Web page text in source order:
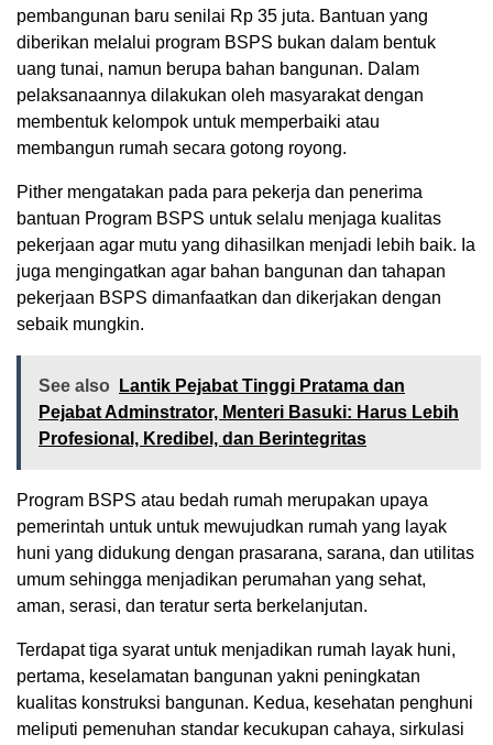
pembangunan baru senilai Rp 35 juta. Bantuan yang
diberikan melalui program BSPS bukan dalam bentuk
uang tunai, namun berupa bahan bangunan. Dalam
pelaksanaannya dilakukan oleh masyarakat dengan
membentuk kelompok untuk memperbaiki atau
membangun rumah secara gotong royong.
Pither mengatakan pada para pekerja dan penerima
bantuan Program BSPS untuk selalu menjaga kualitas
pekerjaan agar mutu yang dihasilkan menjadi lebih baik. Ia
juga mengingatkan agar bahan bangunan dan tahapan
pekerjaan BSPS dimanfaatkan dan dikerjakan dengan
sebaik mungkin.
See also
Lantik Pejabat Tinggi Pratama dan
Pejabat Adminstrator, Menteri Basuki: Harus Lebih
Profesional, Kredibel, dan Berintegritas
Program BSPS atau bedah rumah merupakan upaya
pemerintah untuk untuk mewujudkan rumah yang layak
huni yang didukung dengan prasarana, sarana, dan utilitas
umum sehingga menjadikan perumahan yang sehat,
aman, serasi, dan teratur serta berkelanjutan.
Terdapat tiga syarat untuk menjadikan rumah layak huni,
pertama, keselamatan bangunan yakni peningkatan
kualitas konstruksi bangunan. Kedua, kesehatan penghuni
meliputi pemenuhan standar kecukupan cahaya, sirkulasi